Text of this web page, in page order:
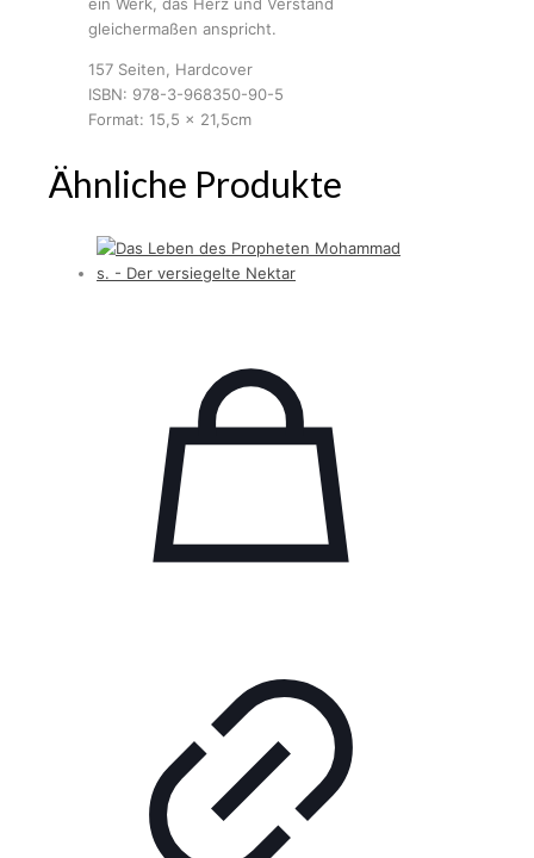
ein Werk, das Herz und Verstand
gleichermaßen anspricht.
157 Seiten, Hardcover
ISBN: 978-3-968350-90-5
Format: 15,5 x 21,5cm
Ähnliche Produkte